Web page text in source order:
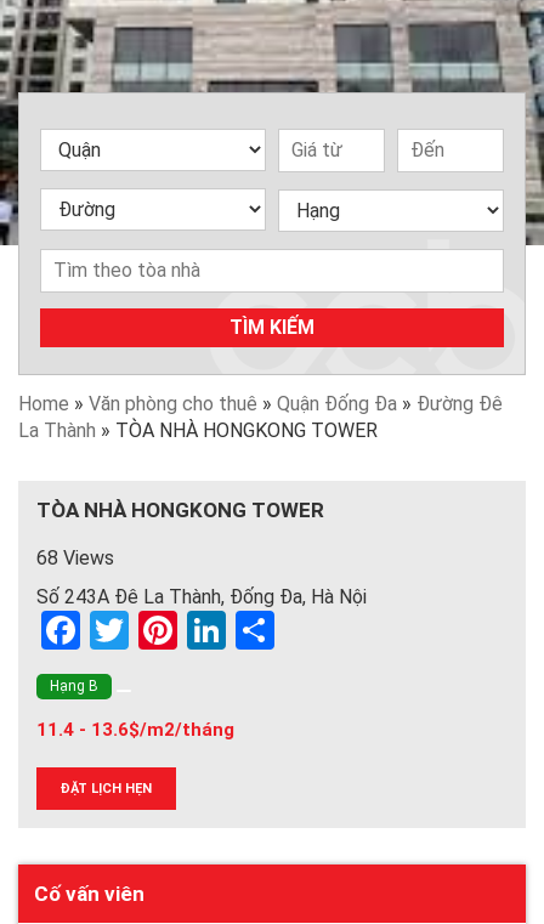
TÌM KIẾM
Home » Văn phòng cho thuê » Quận Đống Đa » Đường Đê
La Thành » TÒA NHÀ HONGKONG TOWER
TÒA NHÀ HONGKONG TOWER
68 Views
Số 243A Đê La Thành, Đống Đa, Hà Nội
F
a
ce
b
o
o
k
T
er
Pi
es
Li
dI
Hạng B
11.4 - 13.6$/m2/tháng
ĐẶT LỊCH HẸN
Cố vấn viên